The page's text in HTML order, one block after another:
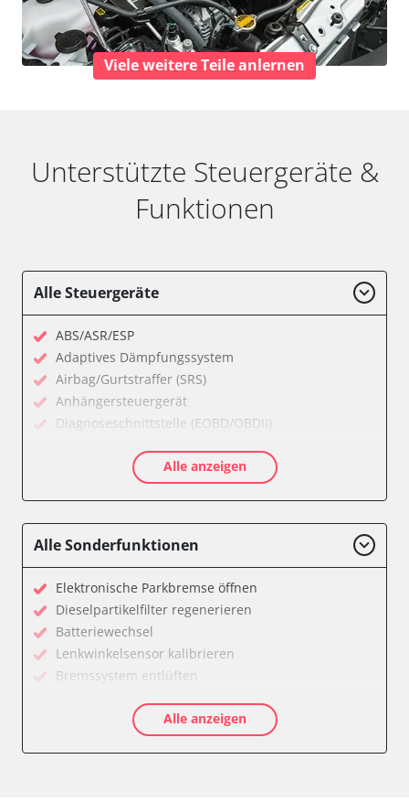
Viele weitere Teile anlernen
Unterstützte Steuergeräte &
Funktionen
Alle Steuergeräte
ABS/ASR/ESP
Adaptives Dämpfungssystem
Airbag/Gurtstraffer (SRS)
Anhängersteuergerät
Diagnoseschnittstelle (EOBD/OBDII)
Elektronisches Wählhebel-Modul (EWM)
Fernlichtassistent
Getriebesteuerung
Heckklappe
Heizung/Klima
Hinteres Differential
Informationsanzeige
Klimaautomatik
Kombiinstrument
Alle anzeigen
Alle Sonderfunktionen
Elektronische Parkbremse öffnen
Dieselpartikelfilter regenerieren
Batteriewechsel
Lenkwinkelsensor kalibrieren
Bremssystem entlüften
AGR Ventil anlernen
Luftmassenmesser anlernen
Alle anzeigen